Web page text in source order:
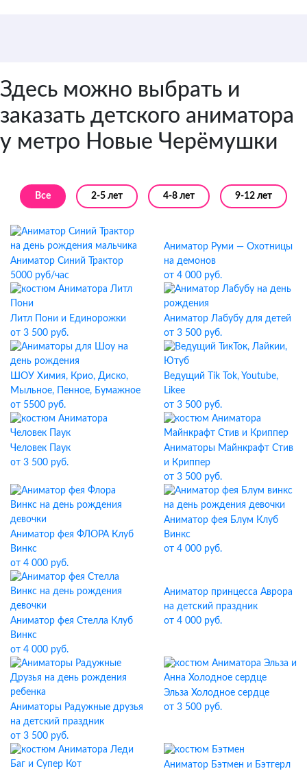
Здесь можно выбрать и
заказать детского аниматора
у метро Новые Черёмушки
Все 2-5 лет 4-8 лет 9-12 лет
Аниматор Синий Трактор
5000 руб/час
Аниматор Руми — Охотницы
на демонов
от 4 000 руб.
Литл Пони и Единорожки
от 3 500 руб.
Аниматор Лабубу для детей
от 3 500 руб.
ШОУ Химия, Крио, Диско,
Мыльное, Пенное, Бумажное
от 5500 руб.
Ведущий Tik Tok, Youtube,
Likee
от 3 500 руб.
Человек Паук
от 3 500 руб.
Аниматоры Майнкрафт Стив
и Криппер
от 3 500 руб.
Аниматор фея ФЛОРА Клуб
Винкс
от 4 000 руб.
Аниматор фея Блум Клуб
Винкс
от 4 000 руб.
Аниматор фея Стелла Клуб
Винкс
от 4 000 руб.
Аниматор принцесса Аврора
на детский праздник
от 4 000 руб.
Аниматоры Радужные друзья
на детский праздник
от 3 500 руб.
Эльза Холодное сердце
от 3 500 руб.
Аниматор Бэтмен и Бэтгерл